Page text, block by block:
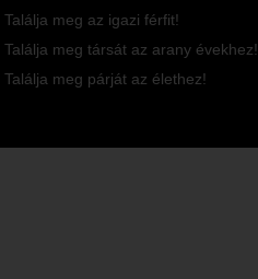
Találja meg az igazi férfit!
Találja meg társát az arany évekhez!
Találja meg párját az élethez!